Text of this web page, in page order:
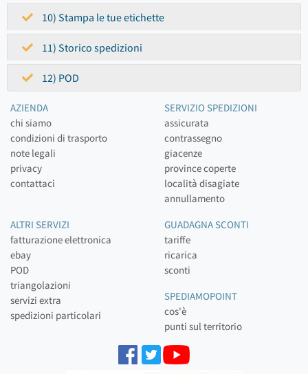
10) Stampa le tue etichette
11) Storico spedizioni
12) POD
AZIENDA
chi siamo
condizioni di trasporto
note legali
privacy
contattaci
SERVIZIO SPEDIZIONI
assicurata
contrassegno
giacenze
province coperte
località disagiate
annullamento
ALTRI SERVIZI
fatturazione elettronica
ebay
POD
triangolazioni
servizi extra
spedizioni particolari
GUADAGNA SCONTI
tariffe
ricarica
sconti
SPEDIAMOPOINT
cos'è
punti sul territorio